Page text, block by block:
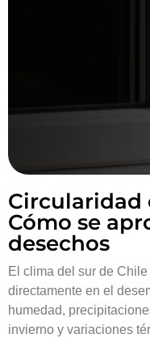
Circularidad
Cómo se
desechos
El clima del sur de
directamente en el
humedad,
invierno y variaciones